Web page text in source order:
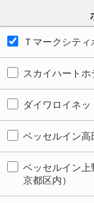
Ｔマークシティ
スカイハートホ
ダイワロイネッ
ベッセルイン高
ベッセルイン上
京都区内）